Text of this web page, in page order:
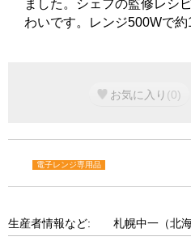
ました。シェフの監修レシ
わいです。レンジ500Wで約
お気に入り (0)
電子レンジ専用品
生産者情報など:
札幌中一（北